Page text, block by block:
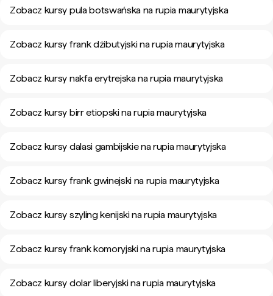
Zobacz kursy pula botswańska na rupia maurytyjska
Zobacz kursy frank dżibutyjski na rupia maurytyjska
Zobacz kursy nakfa erytrejska na rupia maurytyjska
Zobacz kursy birr etiopski na rupia maurytyjska
Zobacz kursy dalasi gambijskie na rupia maurytyjska
Zobacz kursy frank gwinejski na rupia maurytyjska
Zobacz kursy szyling kenijski na rupia maurytyjska
Zobacz kursy frank komoryjski na rupia maurytyjska
Zobacz kursy dolar liberyjski na rupia maurytyjska